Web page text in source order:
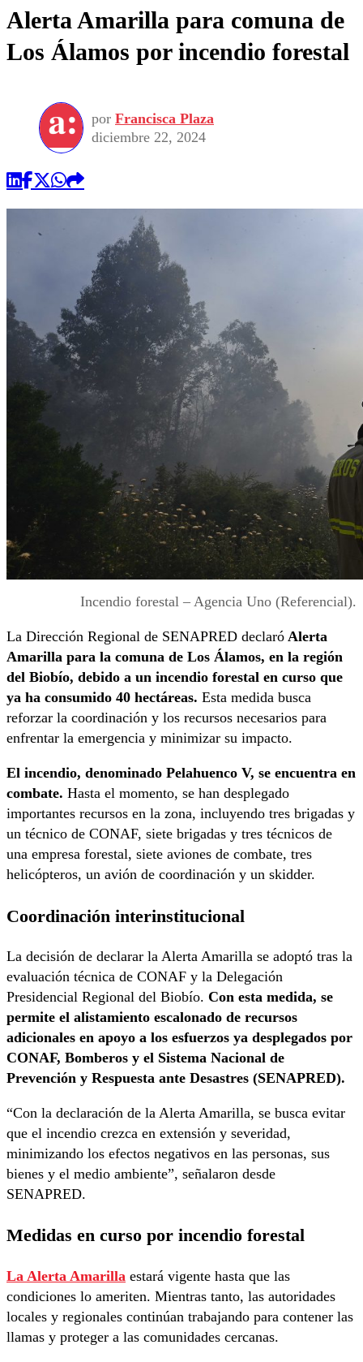
Alerta Amarilla para comuna de
Los Álamos por incendio forestal
por Francisca Plaza
diciembre 22, 2024
Incendio forestal – Agencia Uno (Referencial).
La Dirección Regional de SENAPRED declaró Alerta
Amarilla para la comuna de Los Álamos, en la región
del Biobío, debido a un incendio forestal en curso que
ya ha consumido 40 hectáreas. Esta medida busca
reforzar la coordinación y los recursos necesarios para
enfrentar la emergencia y minimizar su impacto.
El incendio, denominado Pelahuenco V, se encuentra en
combate. Hasta el momento, se han desplegado
importantes recursos en la zona, incluyendo tres brigadas y
un técnico de CONAF, siete brigadas y tres técnicos de
una empresa forestal, siete aviones de combate, tres
helicópteros, un avión de coordinación y un skidder.
Coordinación interinstitucional
La decisión de declarar la Alerta Amarilla se adoptó tras la
evaluación técnica de CONAF y la Delegación
Presidencial Regional del Biobío. Con esta medida, se
permite el alistamiento escalonado de recursos
adicionales en apoyo a los esfuerzos ya desplegados por
CONAF, Bomberos y el Sistema Nacional de
Prevención y Respuesta ante Desastres (SENAPRED).
“Con la declaración de la Alerta Amarilla, se busca evitar
que el incendio crezca en extensión y severidad,
minimizando los efectos negativos en las personas, sus
bienes y el medio ambiente”, señalaron desde
SENAPRED.
Medidas en curso por incendio forestal
La Alerta Amarilla estará vigente hasta que las
condiciones lo ameriten. Mientras tanto, las autoridades
locales y regionales continúan trabajando para contener las
llamas y proteger a las comunidades cercanas.